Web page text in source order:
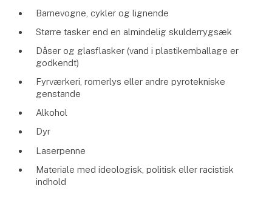
Barnevogne, cykler og lignende
Større tasker end en almindelig skulderrygsæk
Dåser og glasflasker (vand i plastikemballage er
godkendt)
Fyrværkeri, romerlys eller andre pyrotekniske
genstande
Alkohol
Dyr
Laserpenne
Materiale med ideologisk, politisk eller racistisk
indhold